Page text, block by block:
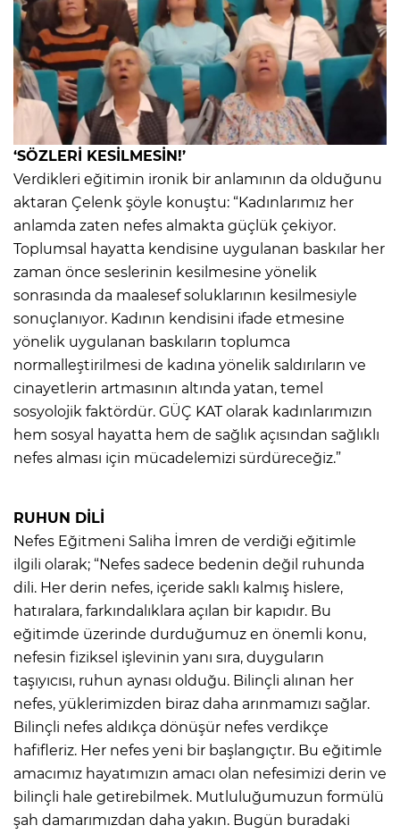
‘SÖZLERİ KESİLMESİN!’
Verdikleri eğitimin ironik bir anlamının da olduğunu
aktaran Çelenk şöyle konuştu: “Kadınlarımız her
anlamda zaten nefes almakta güçlük çekiyor.
Toplumsal hayatta kendisine uygulanan baskılar her
zaman önce seslerinin kesilmesine yönelik
sonrasında da maalesef soluklarının kesilmesiyle
sonuçlanıyor. Kadının kendisini ifade etmesine
yönelik uygulanan baskıların toplumca
normalleştirilmesi de kadına yönelik saldırıların ve
cinayetlerin artmasının altında yatan, temel
sosyolojik faktördür. GÜÇ KAT olarak kadınlarımızın
hem sosyal hayatta hem de sağlık açısından sağlıklı
nefes alması için mücadelemizi sürdüreceğiz.”
RUHUN DİLİ
Nefes Eğitmeni Saliha İmren de verdiği eğitimle
ilgili olarak; “Nefes sadece bedenin değil ruhunda
dili. Her derin nefes, içeride saklı kalmış hislere,
hatıralara, farkındalıklara açılan bir kapıdır. Bu
eğitimde üzerinde durduğumuz en önemli konu,
nefesin fiziksel işlevinin yanı sıra, duyguların
taşıyıcısı, ruhun aynası olduğu. Bilinçli alınan her
nefes, yüklerimizden biraz daha arınmamızı sağlar.
Bilinçli nefes aldıkça dönüşür nefes verdikçe
hafifleriz. Her nefes yeni bir başlangıçtır. Bu eğitimle
amacımız hayatımızın amacı olan nefesimizi derin ve
bilinçli hale getirebilmek. Mutluluğumuzun formülü
şah damarımızdan daha yakın. Bugün buradaki